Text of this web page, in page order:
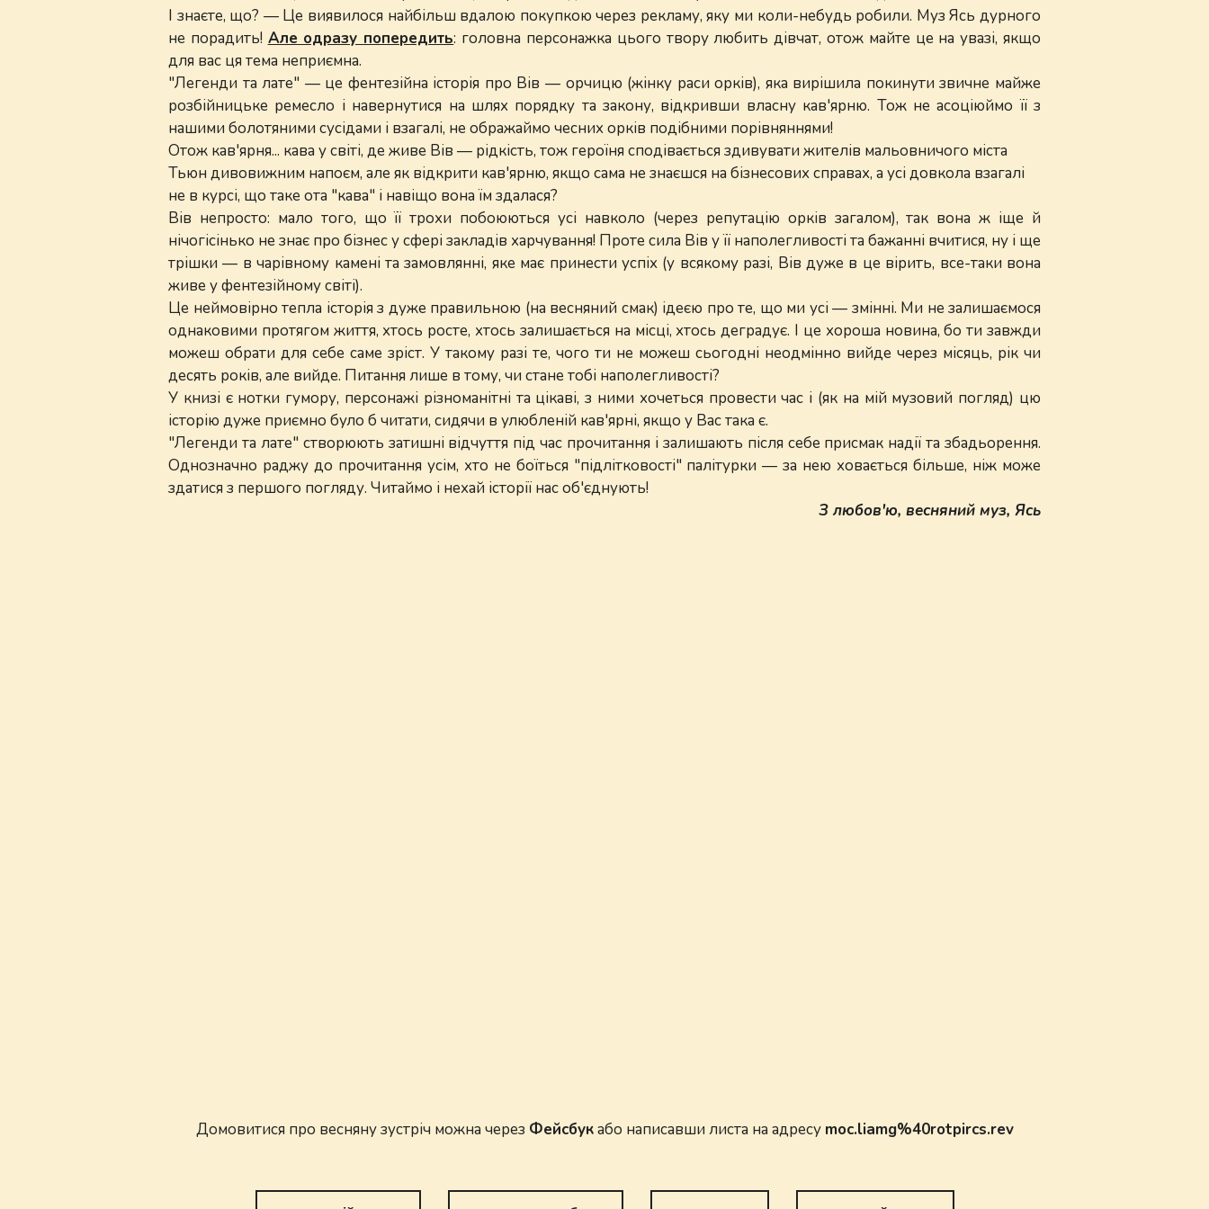
І знаєте, що? — Це виявилося найбільш вдалою покупкою через рекламу, яку ми коли-небудь робили. Муз Ясь дурного
не порадить! Але одразу попередить: головна персонажка цього твору любить дівчат, отож майте це на увазі, якщо
для вас ця тема неприємна.
"Легенди та лате" — це фентезійна історія про Вів — орчицю (жінку раси орків), яка вирішила покинути звичне майже
розбійницьке ремесло і навернутися на шлях порядку та закону, відкривши власну кав'ярню. Тож не асоціюймо її з
нашими болотяними сусідами і взагалі, не ображаймо чесних орків подібними порівняннями!
Отож кав'ярня... кава у світі, де живе Вів — рідкість, тож героїня сподівається здивувати жителів мальовничого міста
Тьюн дивовижним напоєм, але як відкрити кав'ярню, якщо сама не знаєшся на бізнесових справах, а усі довкола взагалі
не в курсі, що таке ота "кава" і навіщо вона їм здалася?
Вів непросто: мало того, що її трохи побоюються усі навколо (через репутацію орків загалом), так вона ж іще й
нічогісінько не знає про бізнес у сфері закладів харчування! Проте сила Вів у її наполегливості та бажанні вчитися, ну і ще
трішки — в чарівному камені та замовлянні, яке має принести успіх (у всякому разі, Вів дуже в це вірить, все-таки вона
живе у фентезійному світі).
Це неймовірно тепла історія з дуже правильною (на весняний смак) ідеєю про те, що ми усі — змінні. Ми не залишаємося
однаковими протягом життя, хтось росте, хтось залишається на місці, хтось деградує. І це хороша новина, бо ти завжди
можеш обрати для себе саме зріст. У такому разі те, чого ти не можеш сьогодні неодмінно вийде через місяць, рік чи
десять років, але вийде. Питання лише в тому, чи стане тобі наполегливості?
У книзі є нотки гумору, персонажі різноманітні та цікаві, з ними хочеться провести час і (як на мій музовий погляд) цю
історію дуже приємно було б читати, сидячи в улюбленій кав'ярні, якщо у Вас така є.
"Легенди та лате" створюють затишні відчуття під час прочитання і залишають після себе присмак надії та збадьорення.
Однозначно раджу до прочитання усім, хто не боїться "підлітковості" палітурки — за нею ховається більше, ніж може
здатися з першого погляду. Читаймо і нехай історії нас об'єднують!
З любов'ю, весняний муз, Ясь
Домовитися про весняну зустріч можна через Фейсбукабо написавши листа на адресу moc.liamg%40rotpircs.rev